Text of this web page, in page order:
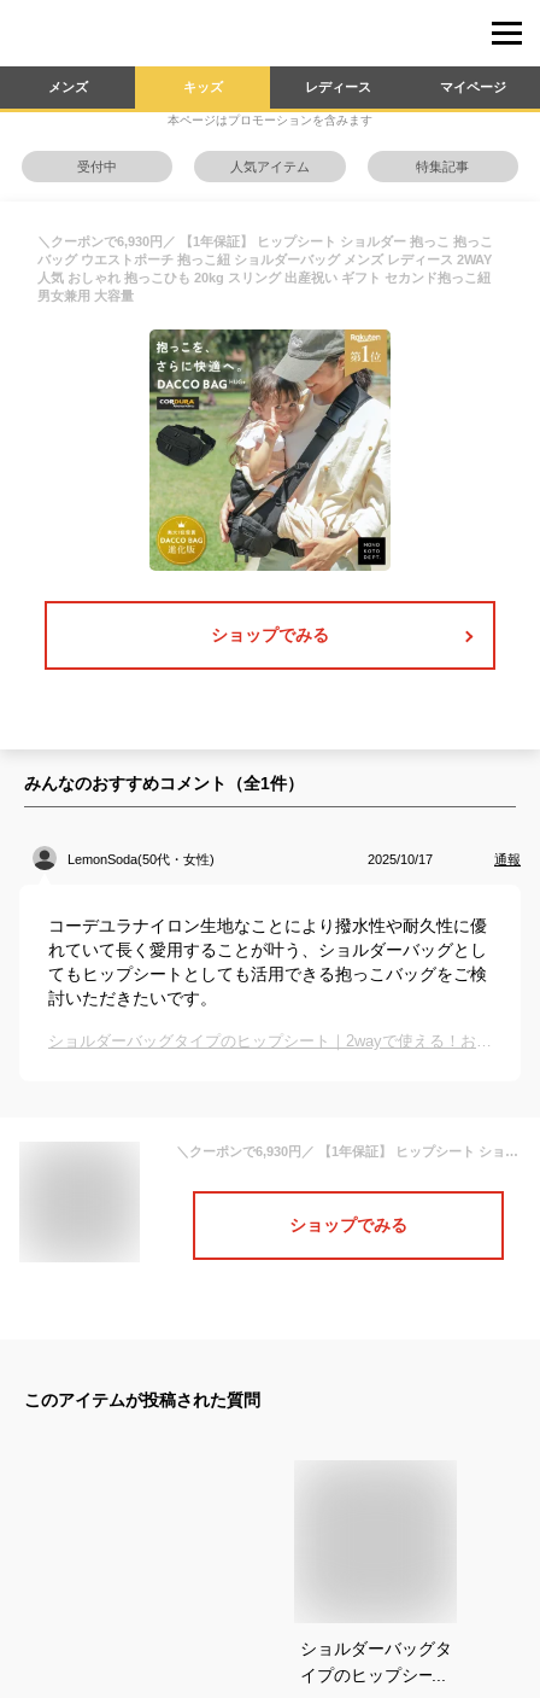
メンズ キッズ レディース マイページ
本ページはプロモーションを含みます
受付中 人気アイテム 特集記事
＼クーポンで6,930円／ 【1年保証】 ヒップシート ショルダー 抱っこ 抱っこ
バッグ ウエストポーチ 抱っこ紐 ショルダーバッグ メンズ レディース 2WAY
人気 おしゃれ 抱っこひも 20kg スリング 出産祝い ギフト セカンド抱っこ紐
男女兼用 大容量
ショップでみる
みんなのおすすめコメント（全1件）
LemonSoda(50代・女性) 2025/10/17 通報
コーデユラナイロン生地なことにより撥水性や耐久性に優
れていて長く愛用することが叶う、ショルダーバッグとし
てもヒップシートとしても活用できる抱っこバッグをご検
討いただきたいです。
ショルダーバッグタイプのヒップシート｜2wayで使える！おすすめのバッグ型ヒップシートは？
＼クーポンで6,930円／ 【1年保証】 ヒップシート ショルダー 抱っこ 抱っこバッグ ウエストポーチ 抱っこ紐 ショルダーバッグ メンズ レディース 2WAY 人気 おしゃれ 抱っこひも 20kg スリング 出産祝い ギフト セカンド抱っこ紐 男女兼用 大容量
ショップでみる
このアイテムが投稿された質問
ショルダーバッグタ
イプのヒップシート